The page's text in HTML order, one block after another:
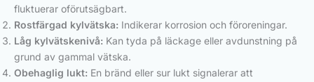
fluktuerar oförutsägbart.
Rostfärgad kylvätska: Indikerar korrosion och föroreningar.
Låg kylvätskenivå: Kan tyda på läckage eller avdunstning på
grund av gammal vätska.
Obehaglig lukt: En bränd eller sur lukt signalerar att